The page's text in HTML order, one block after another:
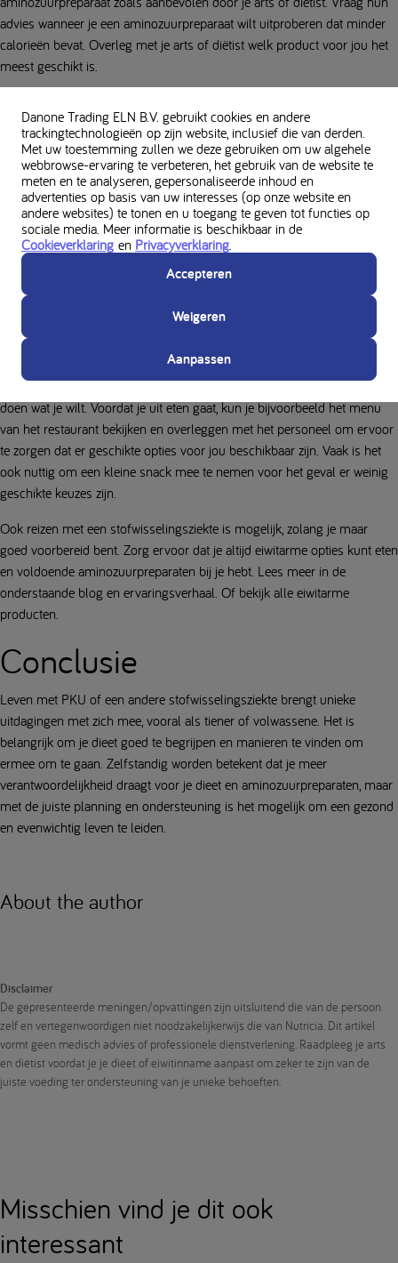
advies wanneer je een aminozuurpreparaat wilt uitproberen dat minder
calorieën bevat. Overleg met je arts of diëtist welk product voor jou het
meest geschikt is.
en calorieën die je consumeert nauwkeurig bijhoudt. Dit helpt je om je
dieet te beheren en te voorkomen dat je gewicht te veel fluctueert.
Beweeg dagelijks: Regelmatige lichaamsbeweging kan je helpen om een
gezond gewicht te behouden en je algehele welzijn te verbeteren. Kies
activiteiten die je leuk vindt en die passen bij je dieetbeperkingen.
Let op je bloedwaarden: Het regelmatig controleren van je bloedwaarden
kan je helpen om te zien hoe je dieet je gezondheid beïnvloedt en of je
eventuele aanpassingen moet maken.
Proactief plannen
Het vergt wat planning, maar het is absoluut mogelijk om bijna alles te
doen wat je wilt. Voordat je uit eten gaat, kun je bijvoorbeeld het menu
van het restaurant bekijken en overleggen met het personeel om ervoor
te zorgen dat er geschikte opties voor jou beschikbaar zijn. Vaak is het
ook nuttig om een kleine snack mee te nemen voor het geval er weinig
geschikte keuzes zijn.
Ook reizen met een stofwisselingsziekte is mogelijk, zolang je maar
goed voorbereid bent. Zorg ervoor dat je altijd eiwitarme opties kunt eten
en voldoende aminozuurpreparaten bij je hebt. Lees meer in de
onderstaande blog en ervaringsverhaal. Of bekijk alle eiwitarme
producten.
Conclusie
Leven met PKU of een andere stofwisselingsziekte brengt unieke
uitdagingen met zich mee, vooral als tiener of volwassene. Het is
belangrijk om je dieet goed te begrijpen en manieren te vinden om
ermee om te gaan. Zelfstandig worden betekent dat je meer
verantwoordelijkheid draagt voor je dieet en aminozuurpreparaten, maar
met de juiste planning en ondersteuning is het mogelijk om een gezond
en evenwichtig leven te leiden.
About the author
Disclaimer
De gepresenteerde meningen/opvattingen zijn uitsluitend die van de persoon
zelf en vertegenwoordigen niet noodzakelijkerwijs die van Nutricia. Dit artikel
vormt geen medisch advies of professionele dienstverlening. Raadpleeg je arts
en diëtist voordat je je dieet of eiwitinname aanpast om zeker te zijn van de
juiste voeding ter ondersteuning van je unieke behoeften.
Misschien vind je dit ook
interessant
Danone Trading ELN B.V. gebruikt cookies en andere
trackingtechnologieën op zijn website, inclusief die van derden.
Met uw toestemming zullen we deze gebruiken om uw algehele
webbrowse-ervaring te verbeteren, het gebruik van de website te
meten en te analyseren, gepersonaliseerde inhoud en
advertenties op basis van uw interesses (op onze website en
andere websites) te tonen en u toegang te geven tot functies op
sociale media. Meer informatie is beschikbaar in de
Cookieverklaring en Privacyverklaring.
Accepteren
Weigeren
Aanpassen